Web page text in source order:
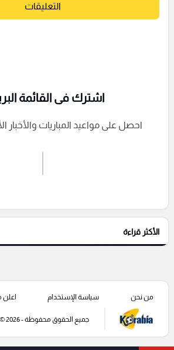
التعليقات
إرسال تعليق
التعليقات السابقة
اشترك فى القائمة
احصل على مواعيد المباريات والأخبار
الأكثر قراءة
من نحن سياسة الإستخدام اعلن
جميع الحقوق محفوظة - 2026 ©